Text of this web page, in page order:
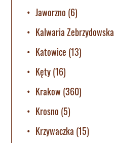
Jaworzno (6)
Kalwaria Zebrzydowska
Katowice (13)
Kęty(16)
Krakow (360)
Krosno (5)
Krzywaczka (15)